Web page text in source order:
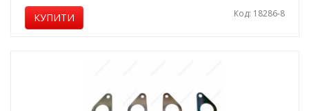
КУПИТИ Код: 18286-8